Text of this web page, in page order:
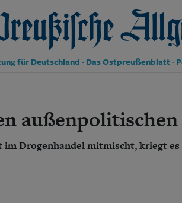
Allgemeine Zeitung
für Deutschland · Das Ostpreußenblatt ·
Wirtschaft
Gesellschaft
im Drogenhandel mitmischt, kriegt